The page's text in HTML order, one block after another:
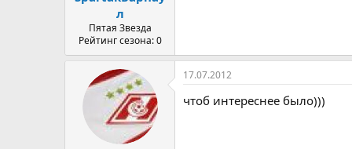
л
Пятая Звезда
Рейтинг сезона: 0
17.07.2012
чтоб интереснее было)))